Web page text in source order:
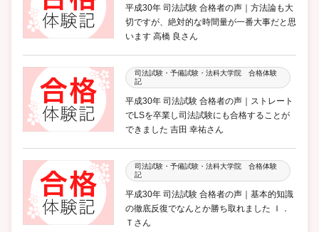
平成30年 司法試験 合格者の声｜方法論も大
切ですが、絶対的な時間量が一番大事だと思
います 高橋 良さん
司法試験・予備試験・法科大学院 合格体験
記
平成30年 司法試験 合格者の声｜ストレート
でLSを卒業し司法試験にも合格することが
できました 吉田 幸祐さん
司法試験・予備試験・法科大学院 合格体験
記
平成30年 司法試験 合格者の声｜基本的知識
の徹底反復でなんとか勝ち取れました Ｉ．
Ｔさん